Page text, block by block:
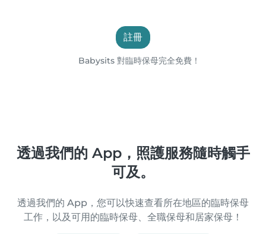
註冊
Babysits 對臨時保母完全免費！
透過我們的 App，照護服務隨時觸手
可及。
透過我們的 App，您可以快速查看所在地區的臨時保母
工作，以及可用的臨時保母、全職保母和居家保母！